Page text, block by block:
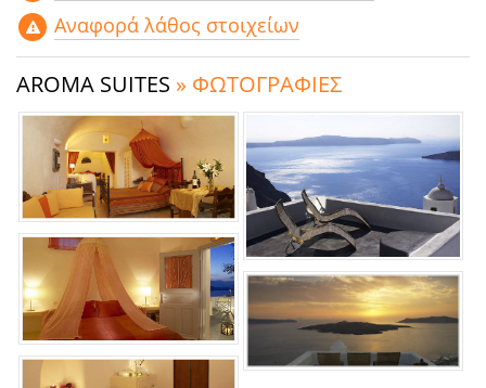
Αναφορά λάθος στοιχείων
AROMA SUITES » ΦΩΤΟΓΡΑΦΙΕΣ